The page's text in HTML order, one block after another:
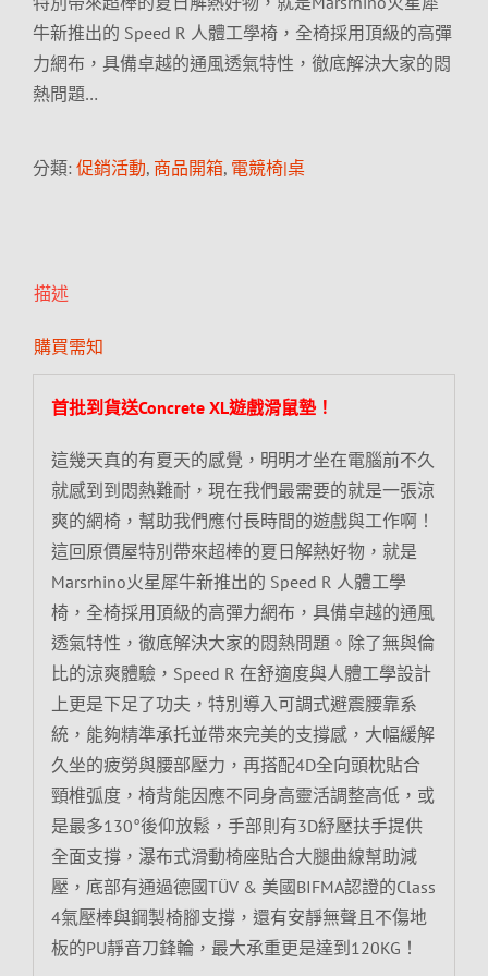
牛新推出的 Speed R 人體工學椅，全椅採用頂級的高彈
力網布，具備卓越的通風透氣特性，徹底解決大家的悶
熱問題…
分類: 促銷活動, 商品開箱, 電競椅|桌
描述
購買需知
首批到貨送Concrete XL遊戲滑鼠墊！
這幾天真的有夏天的感覺，明明才坐在電腦前不久
就感到到悶熱難耐，現在我們最需要的就是一張涼
爽的網椅，幫助我們應付長時間的遊戲與工作啊！
這回原價屋特別帶來超棒的夏日解熱好物，就是
Marsrhino火星犀牛新推出的 Speed R 人體工學
椅，全椅採用頂級的高彈力網布，具備卓越的通風
透氣特性，徹底解決大家的悶熱問題。除了無與倫
比的涼爽體驗，Speed R 在舒適度與人體工學設計
上更是下足了功夫，特別導入可調式避震腰靠系
統，能夠精準承托並帶來完美的支撐感，大幅緩解
久坐的疲勞與腰部壓力，再搭配4D全向頭枕貼合
頸椎弧度，椅背能因應不同身高靈活調整高低，或
是最多130°後仰放鬆，手部則有3D紓壓扶手提供
全面支撐，瀑布式滑動椅座貼合大腿曲線幫助減
壓，底部有通過德國TÜV & 美國BIFMA認證的Class
4氣壓棒與鋼製椅腳支撐，還有安靜無聲且不傷地
板的PU靜音刀鋒輪，最大承重更是達到120KG！